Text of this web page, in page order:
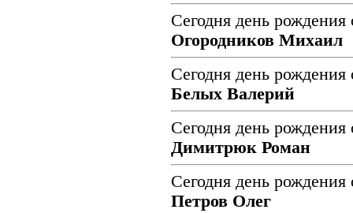
Сегодня день рождения
Огородников Михаил
Сегодня день рождения
Белых Валерий
Сегодня день рождения
Димитрюк Роман
Сегодня день рождения
Петров Олег